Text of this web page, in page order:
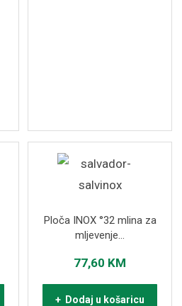
Ploča INOX °32 mlina za
mljevenje...
77,60 KM
+ Dodaj u košaricu